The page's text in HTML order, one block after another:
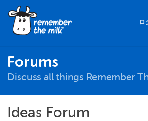
ロ
Forums
Discuss all things Remember
Ideas Forum